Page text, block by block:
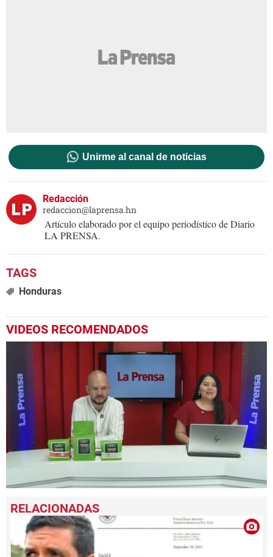
Unirme al canal de noticias
Redacción
redaccion@laprensa.hn
Artículo elaborado por el equipo periodístico de Diario
LA PRENSA.
Honduras
VIDEOS RECOMENDADOS
seconds
of
minutes,
15
seconds